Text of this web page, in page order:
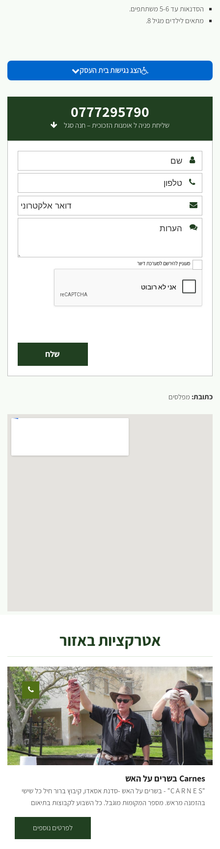
הסדנאות עד 5-6 משתתפים.
מתאים לילדים מגיל 8.
הצג נגישות בית העסק
0777295790
שליחת פניה ל אומנות הזכוכית – חנה סגל
מעוניין להירשם למערכת דיוור
כתובת: מפלסים
אטרקציות באזור
Carnes בשרים על האש
"C A R N E S" - בשרים על האש -סדנת אסאדו, קיבוץ ברור חיל כל שישי
בהזמנה מראש. מספר המקומות מוגבל. כל השבוע לקבוצות בתיאום
סוגי הבשרים ומה מתאים למי - הסברים על אופן ההכנה - הסברים ועשיה
משותפת בהכנת צ'ימיצ'ורי, לחם שום, קאיפיריניה ולשים את הכל על האש.
לפרטים נוספים